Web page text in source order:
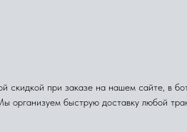
скидкой при заказе на нашем сайте, в
организуем быструю доставку любой